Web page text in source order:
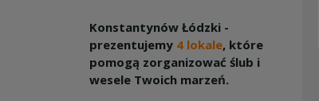
Konstantynów Łódzki -
prezentujemy 4 lokale, które
pomogą zorganizować ślub i
wesele Twoich marzeń.